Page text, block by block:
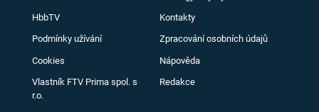
HbbTV Kontakty
Podmínky užívání Zpracování osobních údajů
Cookies Nápověda
Vlastník FTV Prima spol. s
r.o.
Redakce